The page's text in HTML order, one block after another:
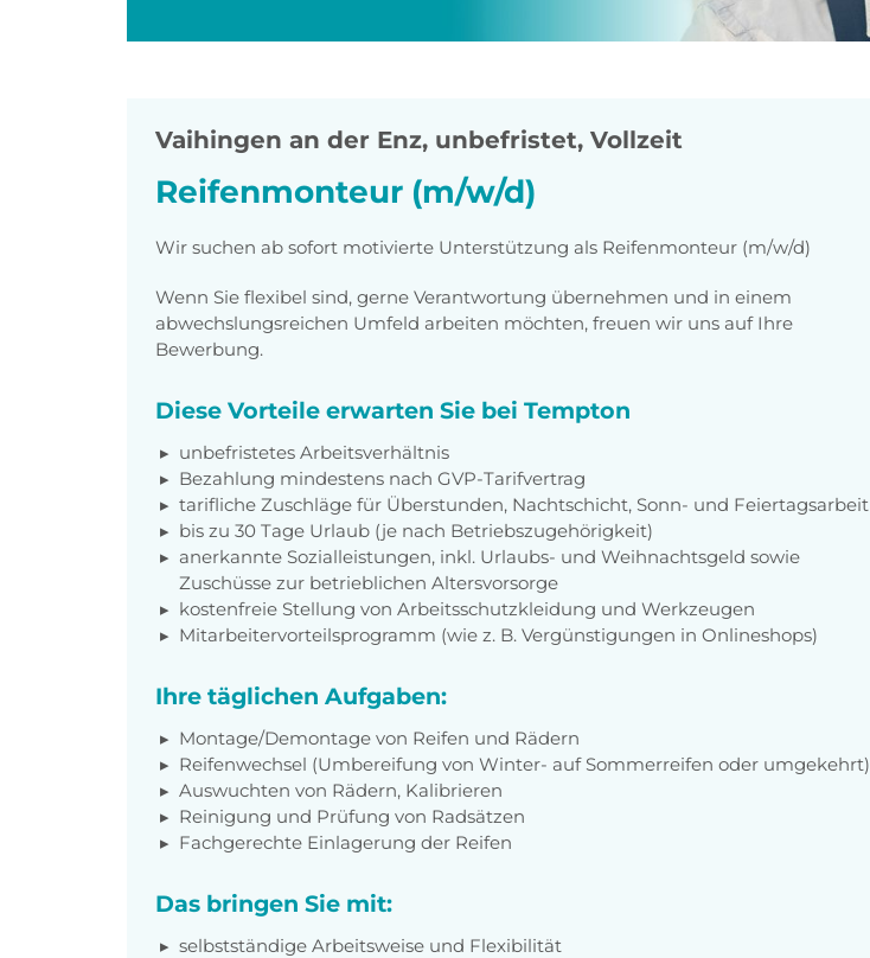
Vaihingen an der Enz, unbefristet, Vollzeit
Reifenmonteur (m/w/d)
Wir suchen ab sofort motivierte Unterstützung als Reifenmonteur (m/w/d)
Wenn Sie flexibel sind, gerne Verantwortung übernehmen und in einem
abwechslungsreichen Umfeld arbeiten möchten, freuen wir uns auf Ihre
Bewerbung.
Diese Vorteile erwarten Sie bei Tempton
unbefristetes Arbeitsverhältnis
Bezahlung mindestens nach GVP-Tarifvertrag
tarifliche Zuschläge für Überstunden, Nachtschicht, Sonn- und Feiertagsarbeit
bis zu 30 Tage Urlaub (je nach Betriebszugehörigkeit)
anerkannte Sozialleistungen, inkl. Urlaubs- und Weihnachtsgeld sowie
Zuschüsse zur betrieblichen Altersvorsorge
kostenfreie Stellung von Arbeitsschutzkleidung und Werkzeugen
Mitarbeitervorteilsprogramm (wie z. B. Vergünstigungen in Onlineshops)
Ihre täglichen Aufgaben:
Montage/Demontage von Reifen und Rädern
Reifenwechsel (Umbereifung von Winter- auf Sommerreifen oder umgekehrt)
Auswuchten von Rädern, Kalibrieren
Reinigung und Prüfung von Radsätzen
Fachgerechte Einlagerung der Reifen
Das bringen Sie mit:
selbstständige Arbeitsweise und Flexibilität